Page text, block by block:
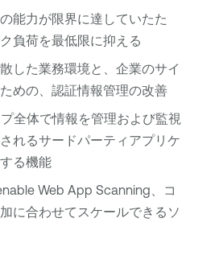
能力が限界に達していたた
負荷を最低限に抑える
した業務環境と、企業のサイ
めの、認証情報管理の改善
全体で情報を管理および監視
れるサードパーティアプリケ
る機能
Web App Scanning 、コ
に合わせてスケールできるソ